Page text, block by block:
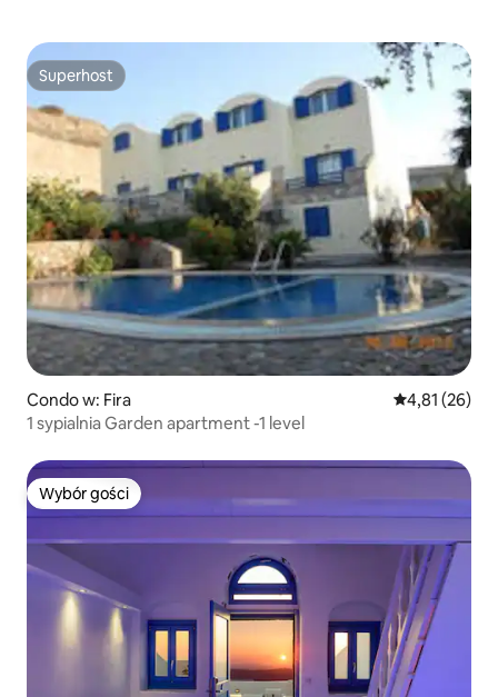
Superhost
Superhost
Condo w: Fira Średnia
4,81 (26)
1 sypialnia Garden apartment -1 level
Wybór gości
Wybór gości